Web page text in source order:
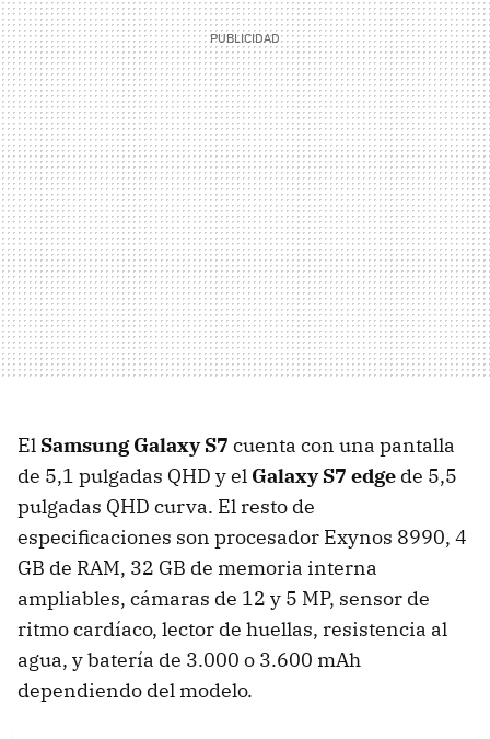
El Samsung Galaxy S7 cuenta con una pantalla
de 5,1 pulgadas QHD y el Galaxy S7 edge de 5,5
pulgadas QHD curva. El resto de
especificaciones son procesador Exynos 8990, 4
GB de RAM, 32 GB de memoria interna
ampliables, cámaras de 12 y 5 MP, sensor de
ritmo cardíaco, lector de huellas, resistencia al
agua, y batería de 3.000 o 3.600 mAh
dependiendo del modelo.